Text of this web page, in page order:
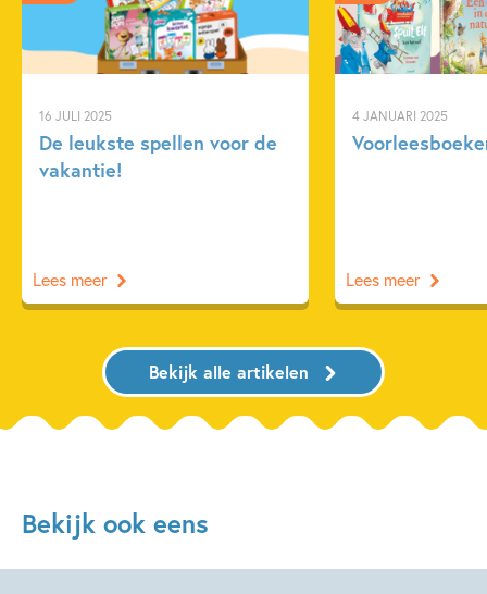
16 JULI 2025
De leukste spellen voor de
vakantie!
Lees meer
4 JANUARI 2025
Lees meer
Bekijk alle artikelen
Bekijk ook eens